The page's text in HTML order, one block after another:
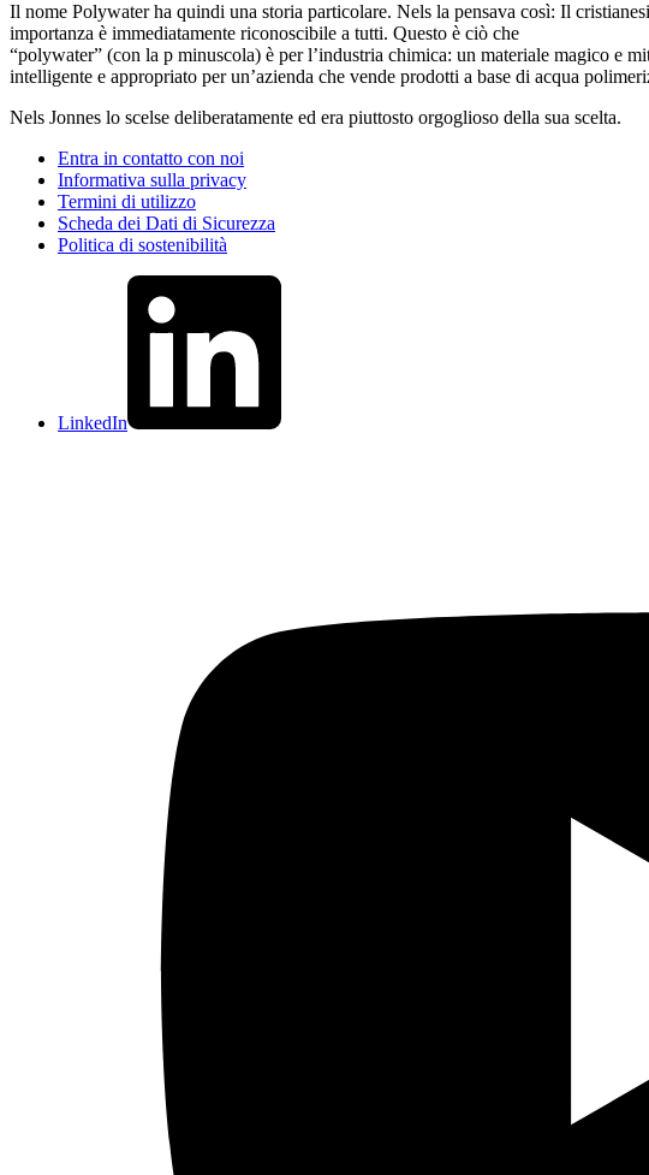
Il nome Polywater ha quindi una storia particolare. Nels la pensava così: Il
importanza è immediatamente riconoscibile a tutti. Questo è ciò che
“polywater” (con la p minuscola) è per l’industria chimica: un materiale magico e
intelligente e appropriato per un’azienda che vende prodotti a base di acqua
Nels Jonnes lo scelse deliberatamente ed era piuttosto orgoglioso della sua scelta.
Entra in contatto con noi
Informativa sulla privacy
Termini di utilizzo
Scheda dei Dati di Sicurezza
Politica di sostenibilità
LinkedIn